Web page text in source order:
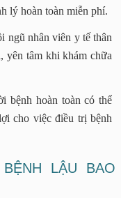
lý hoàn toàn miễn phí.
ngũ nhân viên y tế thân
yên tâm khi khám chữa
bệnh hoàn toàn có thể
cho việc điều trị bệnh
LẬU BAO